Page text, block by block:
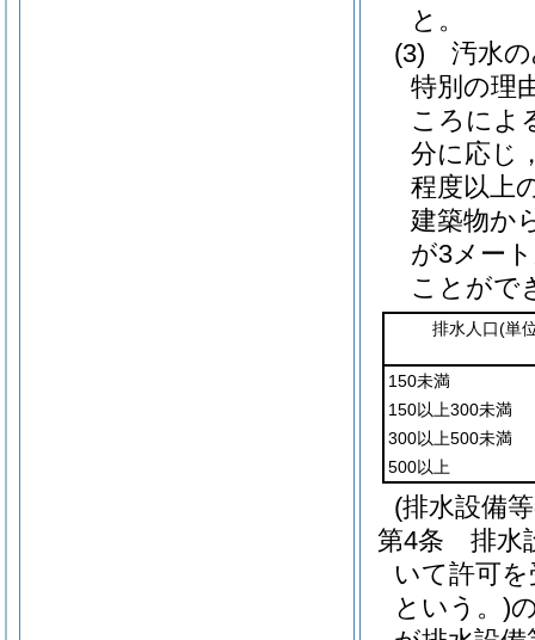
と。
(3)
汚水
特別の理
ころによ
分に応じ
程度以上
建築物か
が3メー
ことがで
排水人口(単
150未満
150以上300未満
300以上500未満
500以上
(排水設備
第4条
排水
いて許可
という。)